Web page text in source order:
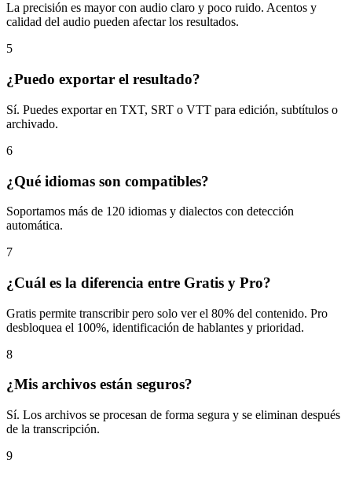
La precisión es mayor con audio claro y poco ruido. Acentos y
calidad del audio pueden afectar los resultados.
5
¿Puedo exportar el resultado?
Sí. Puedes exportar en TXT, SRT o VTT para edición, subtítulos o
archivado.
6
¿Qué idiomas son compatibles?
Soportamos más de 120 idiomas y dialectos con detección
automática.
7
¿Cuál es la diferencia entre Gratis y Pro?
Gratis permite transcribir pero solo ver el 80% del contenido. Pro
desbloquea el 100%, identificación de hablantes y prioridad.
8
¿Mis archivos están seguros?
Sí. Los archivos se procesan de forma segura y se eliminan después
de la transcripción.
9